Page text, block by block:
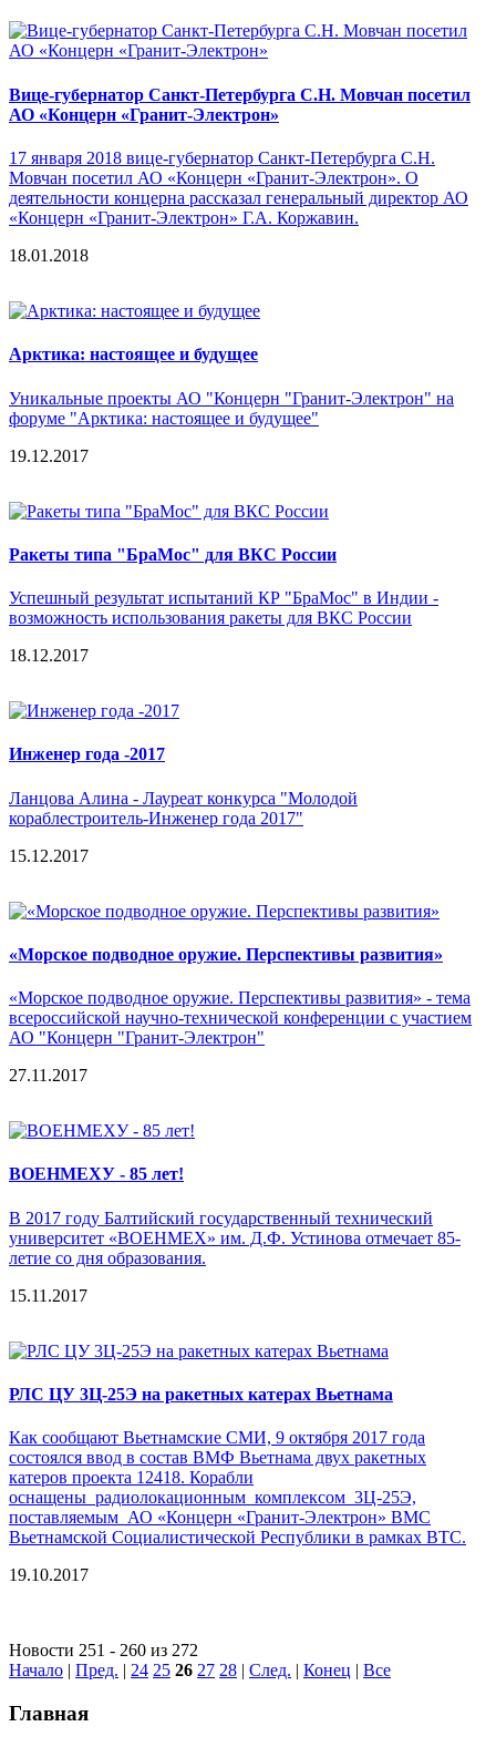
Вице-губернатор Санкт-Петербурга С.Н. Мовчан посетил
АО «Концерн «Гранит-Электрон»
17 января 2018 вице-губернатор Санкт-Петербурга С.Н.
Мовчан посетил АО «Концерн «Гранит-Электрон». О
деятельности концерна рассказал генеральный директор АО
«Концерн «Гранит-Электрон» Г.А. Коржавин.
18.01.2018
Арктика: настоящее и будущее
Уникальные проекты АО "Концерн "Гранит-Электрон" на
форуме "Арктика: настоящее и будущее"
19.12.2017
Ракеты типа "БраМос" для ВКС России
Успешный результат испытаний КР "БраМос" в Индии -
возможность использования ракеты для ВКС России
18.12.2017
Инженер года -2017
Ланцова Алина - Лауреат конкурса "Молодой
кораблестроитель-Инженер года 2017"
15.12.2017
«Морское подводное оружие. Перспективы развития»
«Морское подводное оружие. Перспективы развития» - тема
всероссийской научно-технической конференции c участием
АО "Концерн "Гранит-Электрон"
27.11.2017
ВОЕНМЕХУ - 85 лет!
В 2017 году Балтийский государственный технический
университет «ВОЕНМЕХ» им. Д.Ф. Устинова отмечает 85-
летие со дня образования.
15.11.2017
РЛС ЦУ 3Ц-25Э на ракетных катерах Вьетнама
Как сообщают Вьетнамские СМИ, 9 октября 2017 года
состоялся ввод в состав ВМФ Вьетнама двух ракетных
катеров проекта 12418. Корабли
оснащены радиолокационным комплексом 3Ц-25Э,
поставляемым АО «Концерн «Гранит-Электрон» ВМС
Вьетнамской Социалистической Республики в рамках ВТС.
19.10.2017
Новости 251 - 260 из 272
Начало | Пред. | 24 25 26 27 28 | След. | Конец | Все
Главная